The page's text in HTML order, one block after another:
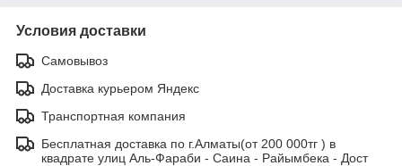
Условия доставки
Самовывоз
Доставка курьером Яндекс
Транспортная компания
Бесплатная доставка по г.Алматы(от 200 000тг ) в
квадрате улиц Аль-Фараби - Саина - Райымбека - Дост